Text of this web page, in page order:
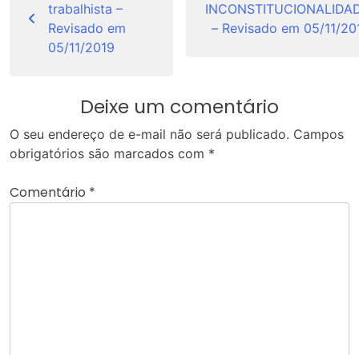
Posttrabalhista –
Revisado em
05/11/2019
– Revisado em 05/11/
Deixe um comentário
O seu endereço de e-mail não será publicado. Campos
obrigatórios são marcados com *
Comentário *